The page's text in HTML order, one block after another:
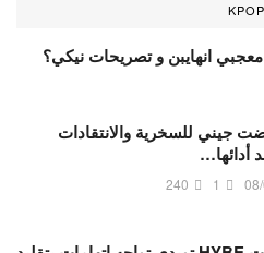
معجبي انهايبن و تصريحات نيكي؟
جيني للسخرية والانتقادات
أدائها…
1
240